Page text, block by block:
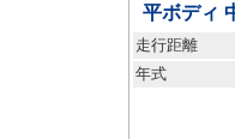
平ボディ
走行距離
年式